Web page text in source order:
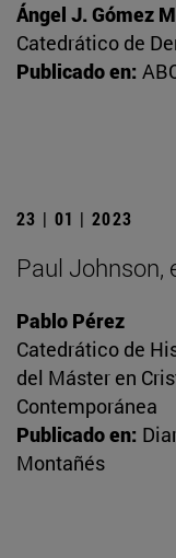
Ángel J. Gómez
Catedrático de
Publicado en:
23 | 01 | 2023
Paul Johnson,
Pablo Pérez
Catedrático de
del Máster en
Contemporánea
Publicado en:
Montañés